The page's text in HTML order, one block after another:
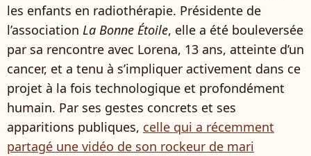
les enfants en radiothérapie. Présidente de
l’association La Bonne Étoile, elle a été bouleversée
par sa rencontre avec Lorena, 13 ans, atteinte d’un
cancer, et a tenu à s’impliquer activement dans ce
projet à la fois technologique et profondément
humain. Par ses gestes concrets et ses
apparitions publiques, celle qui a récemment
partagé une vidéo de son rockeur de mari